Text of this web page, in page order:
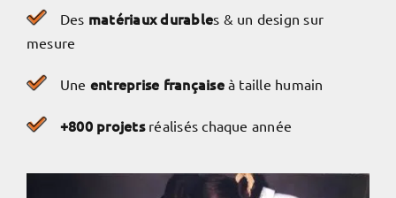
Des matériaux durables & un design sur
mesure
Une entreprise françaiseà taille humain
+800 projetsréalisés chaque année